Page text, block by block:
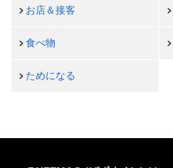
お店＆接客
食べ物
ためになる